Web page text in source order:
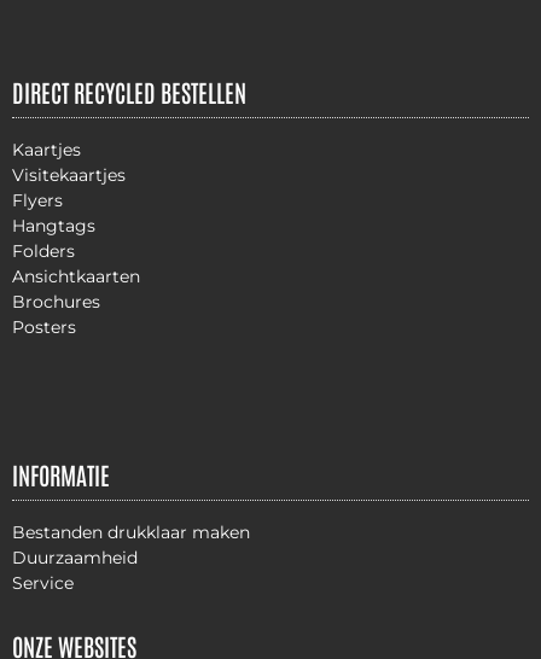
DIRECT RECYCLED BESTELLEN
Kaartjes
Visitekaartjes
Flyers
Hangtags
Folders
Ansichtkaarten
Brochures
Posters
INFORMATIE
Bestanden drukklaar maken
Duurzaamheid
Service
ONZE WEBSITES